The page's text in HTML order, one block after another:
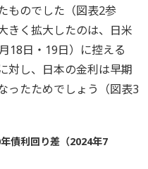
ものでした（図表2参
きく拡大したのは、日米
18日・19日）に控える
対し、日本の金利は早期
ったためでしょう（図表3
債利回り差（2024年7